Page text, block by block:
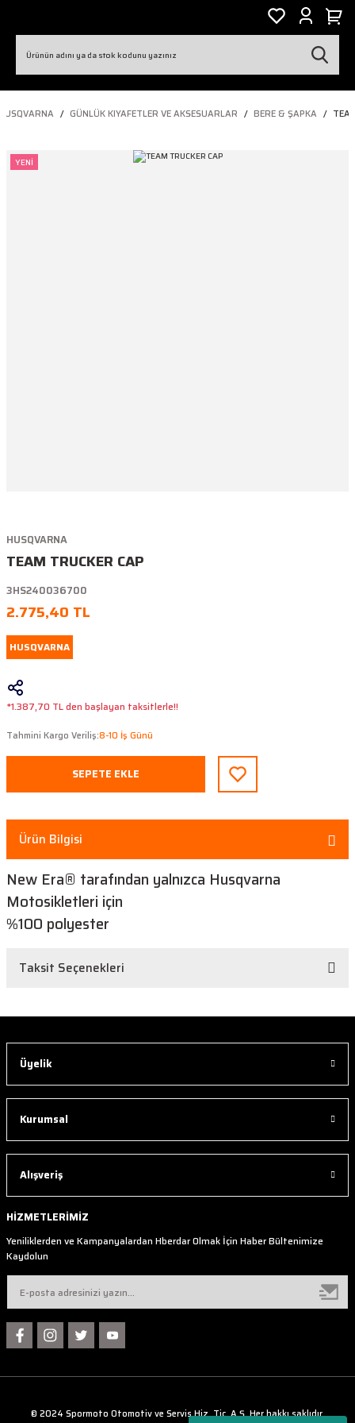
GÜNLÜK KIYAFETLER VE AKSESUARLAR BERE & ŞAPKA
YENİ
HUSQVARNA
TEAM TRUCKER CAP
3HS240036700
2.775,40 TL
HUSQVARNA
*1.387,70 TL den başlayan taksitlerle!!
Tahmini Kargo Veriliş:8-10 İş Günü
SEPETE EKLE
Ürün Bilgisi
New Era® tarafından yalnızca Husqvarna
Motosikletleri için
%100 polyester
Taksit Seçenekleri
Üyelik
Kurumsal
Alışveriş
HİZMETLERİMİZ
Yeniliklerden ve Kampanyalardan Hberdar Olmak İçin Haber Bültenimize
Kaydolun
© 2024 Spormoto Otomotiv ve Servis Hiz. Tic. A.Ş. Her hakkı saklıdır.